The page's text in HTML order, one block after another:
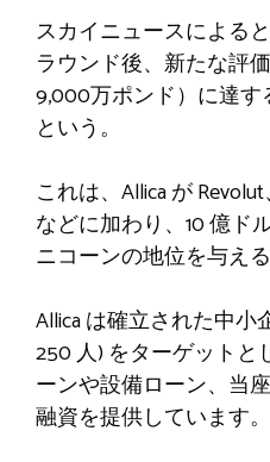
スカイニュースによる
ラウンド後、新たな評
9,000万ポンド）に達
という。
これは、Allica が
などに加わり、10 億ド
ニコーンの地位を与え
Allica は確立された中小
250 人) をターゲットと
ーンや設備ローン、当
融資を提供しています。